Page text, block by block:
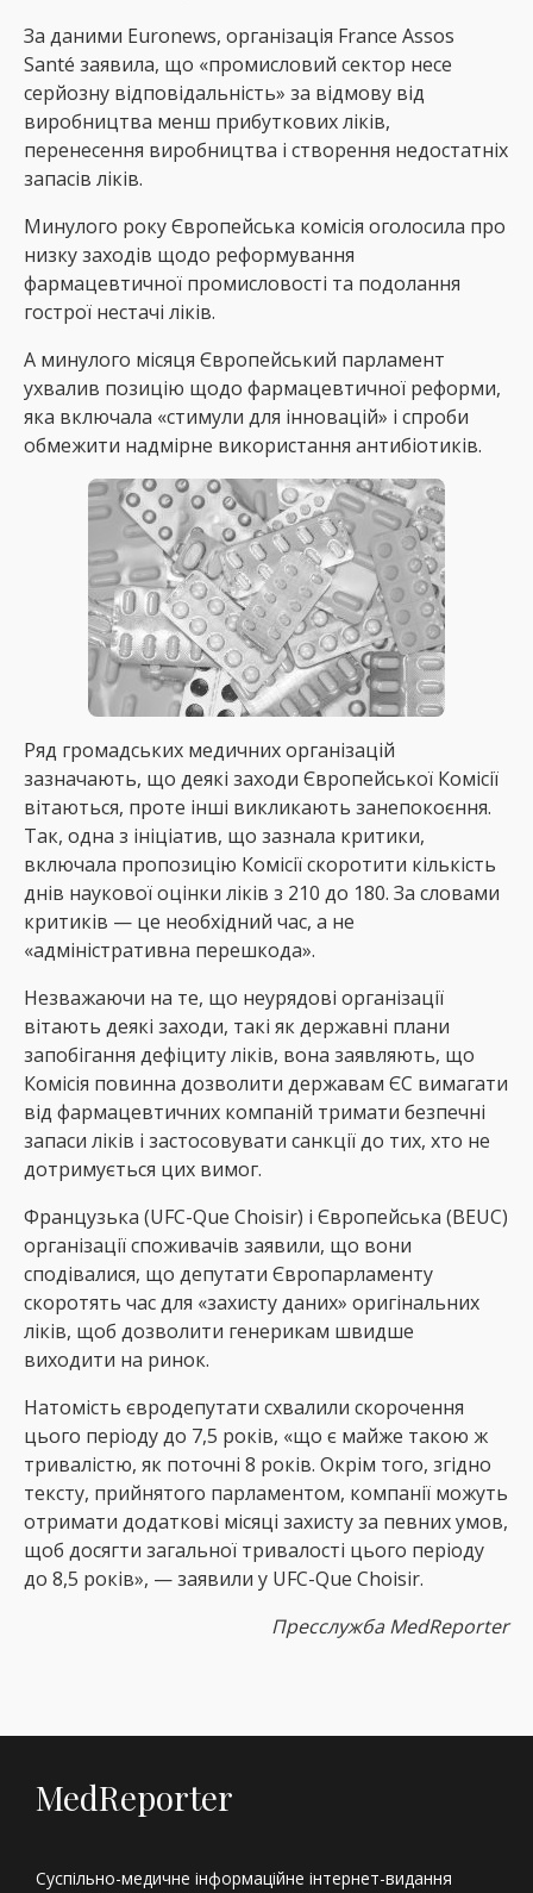
За даними Еuronews, організація France Assos
Santé заявила, що «промисловий сектор несе
серйозну відповідальність» за відмову від
виробництва менш прибуткових ліків,
перенесення виробництва і створення недостатніх
запасів ліків.
Минулого року Європейська комісія оголосила про
низку заходів щодо реформування
фармацевтичної промисловості та подолання
гострої нестачі ліків.
А минулого місяця Європейський парламент
ухвалив позицію щодо фармацевтичної реформи,
яка включала «стимули для інновацій» і спроби
обмежити надмірне використання антибіотиків.
Ряд громадських медичних організацій
зазначають, що деякі заходи Європейської Комісії
вітаються, проте інші викликають занепокоєння.
Так, одна з ініціатив, що зазнала критики,
включала пропозицію Комісії скоротити кількість
днів наукової оцінки ліків з 210 до 180. За словами
критиків — це необхідний час, а не
«адміністративна перешкода».
Незважаючи на те, що неурядові організації
вітають деякі заходи, такі як державні плани
запобігання дефіциту ліків, вона заявляють, що
Комісія повинна дозволити державам ЄС вимагати
від фармацевтичних компаній тримати безпечні
запаси ліків і застосовувати санкції до тих, хто не
дотримується цих вимог.
Французька (UFC-Que Choisir) і Європейська (BEUC)
організації споживачів заявили, що вони
сподівалися, що депутати Європарламенту
скоротять час для «захисту даних» оригінальних
ліків, щоб дозволити генерикам швидше
виходити на ринок.
Натомість євродепутати схвалили скорочення
цього періоду до 7,5 років, «що є майже такою ж
тривалістю, як поточні 8 років. Окрім того, згідно
тексту, прийнятого парламентом, компанії можуть
отримати додаткові місяці захисту за певних умов,
щоб досягти загальної тривалості цього періоду
до 8,5 років», — заявили у UFC-Que Choisir.
Пресслужба MedReporter
MedReporter
Суспільно-медичне інформаційне інтернет-видання